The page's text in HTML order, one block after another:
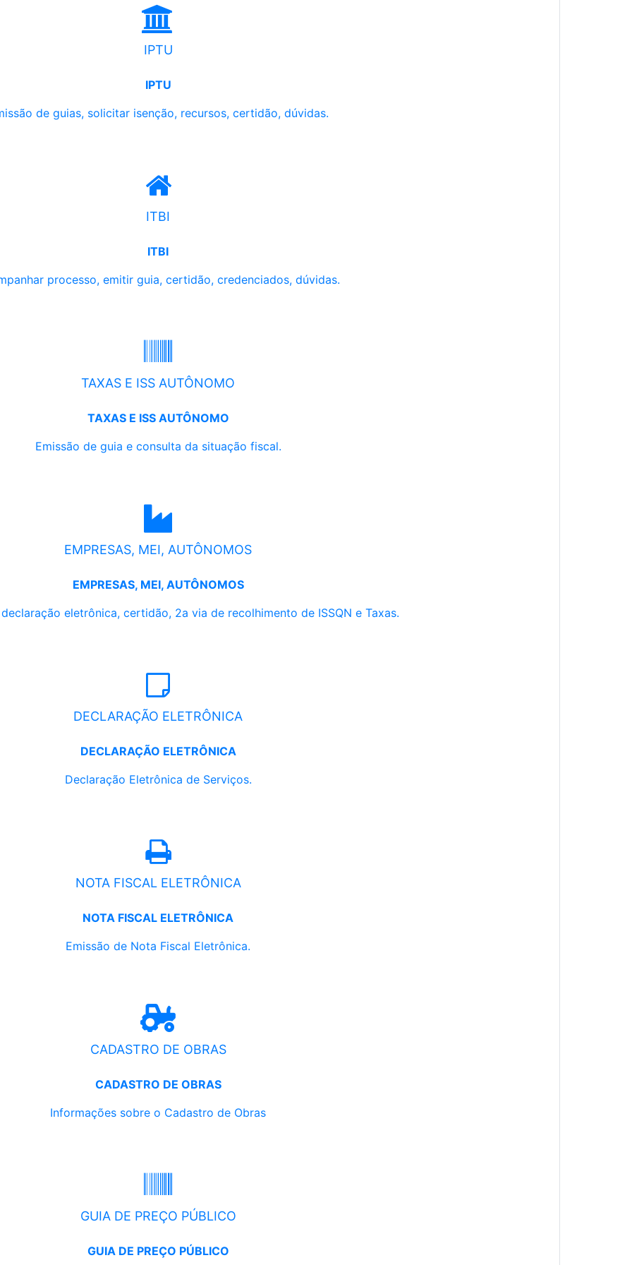
IPTU
IPTU
de guias, solicitar isenção, recursos, certidão, dúvidas.
ITBI
ITBI
processo, emitir guia, certidão, credenciados, dúvidas.
TAXAS E ISS AUTÔNOMO
TAXAS E ISS AUTÔNOMO
Emissão de guia e consulta da situação fiscal.
EMPRESAS, MEI, AUTÔNOMOS
EMPRESAS, MEI, AUTÔNOMOS
eletrônica, certidão, 2a via de recolhimento de ISSQN e Taxas.
DECLARAÇÃO ELETRÔNICA
DECLARAÇÃO ELETRÔNICA
Declaração Eletrônica de Serviços.
NOTA FISCAL ELETRÔNICA
NOTA FISCAL ELETRÔNICA
Emissão de Nota Fiscal Eletrônica.
CADASTRO DE OBRAS
CADASTRO DE OBRAS
Informações sobre o Cadastro de Obras
GUIA DE PREÇO PÚBLICO
GUIA DE PREÇO PÚBLICO